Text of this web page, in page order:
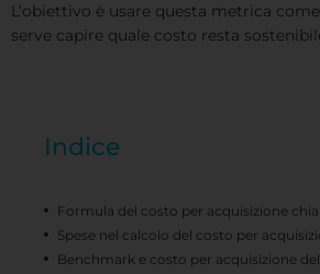
L’obiettivo è usare questa metrica
serve capire quale costo resta
Indice
Formula del costo per acquisizione
Spese nel calcolo del costo per
Benchmark e costo per acquisizione